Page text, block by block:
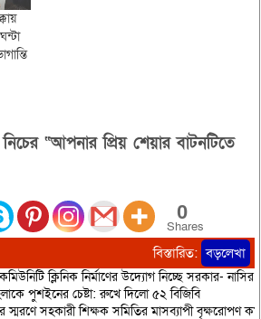
“আপনার প্রিয় শেয়ার বাটনটিতে
0
Shares
বিস্তারিত: বড়লেখা
ক্লিনিক নির্মাণের উদ্যোগ নিচ্ছে সরকার-
পুশইনের চেষ্টা: রুখে দিলো ৫২ বিজিবি
সহকারী শিক্ষক সমিতির মাসব্যাপী বৃক্ষরোপণ